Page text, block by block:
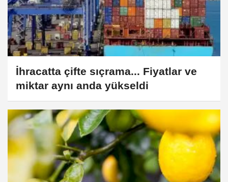
İhracatta çifte sıçrama... Fiyatlar ve
miktar aynı anda yükseldi